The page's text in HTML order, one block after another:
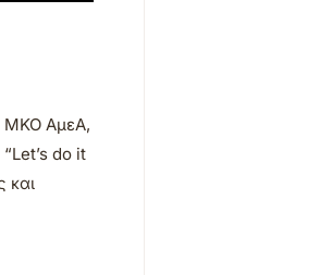
ΜΚΟ ΑμεΑ,
do it
και